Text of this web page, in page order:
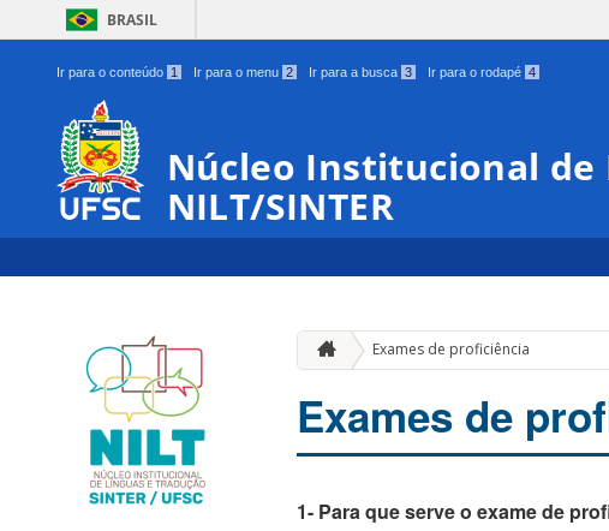
BRASIL
Ir para o conteúdo 1 Ir para o menu 2 Ir para a busca 3 Ir para o rodapé 4
Núcleo Institucional de
NILT/SINTER
Exames de proficiência
Exames de
1- Para que serve o exame de